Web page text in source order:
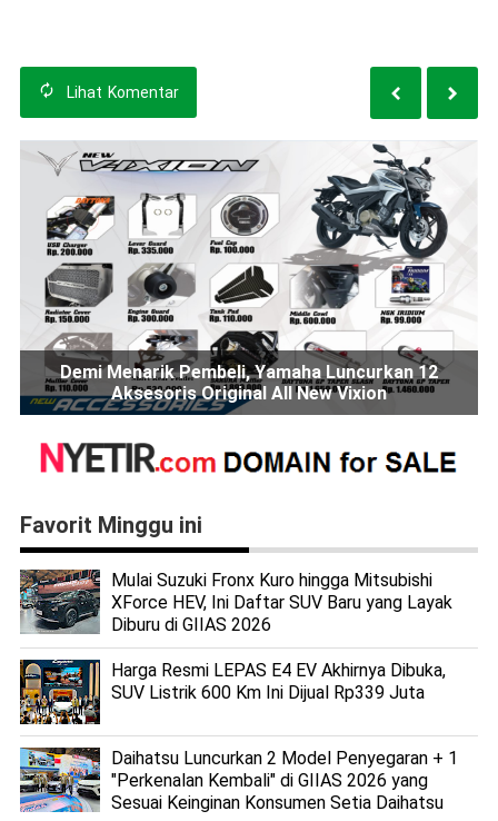
Lihat Komentar
Demi Menarik Pembeli, Yamaha Luncurkan 12
Aksesoris Original All New Vixion
Favorit Minggu ini
Mulai Suzuki Fronx Kuro hingga Mitsubishi
XForce HEV, Ini Daftar SUV Baru yang Layak
Diburu di GIIAS 2026
Harga Resmi LEPAS E4 EV Akhirnya Dibuka,
SUV Listrik 600 Km Ini Dijual Rp339 Juta
Daihatsu Luncurkan 2 Model Penyegaran + 1
"Perkenalan Kembali" di GIIAS 2026 yang
Sesuai Keinginan Konsumen Setia Daihatsu